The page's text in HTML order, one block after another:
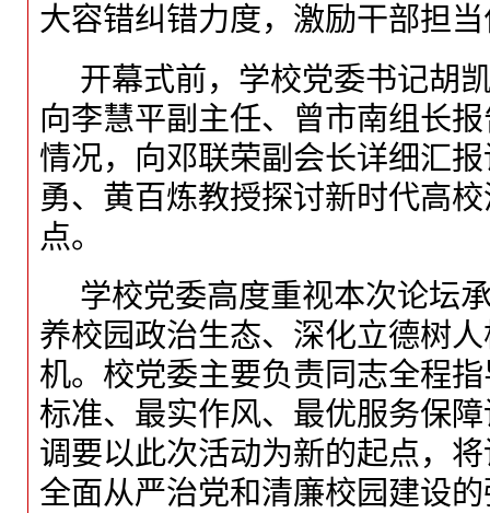
大容错纠错力度，激励干部担
开幕式前，学校党委书记胡
向李慧平副主任、曾市南组长
情况，向邓联荣副会长详细汇
勇、黄百炼教授探讨新时代高
点。
学校党委高度重视本次论坛
养校园政治生态、深化立德树
机。校党委主要负责同志全程
标准、最实作风、最优服务保
调要以此次活动为新的起点，
全面从严治党和清廉校园建设